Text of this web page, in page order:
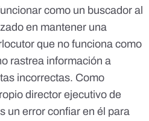
como un buscador al
en mantener una
que no funciona como
rastrea información a
incorrectas. Como
director ejecutivo de
un error confiar en él para